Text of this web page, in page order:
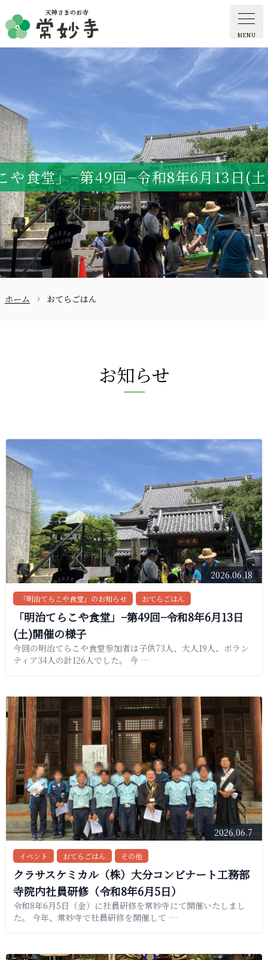
MENU
葬儀・供養・祈祷
ギャラリー
お知らせ
お問合せ
097-521-2585
や食堂」−第49回−令和8年6月13日(
ホーム おてらごはん
お知らせ
2026.06.18
「明治てらこや食堂」のお知らせ おてらごはん
「明治てらこや食堂」−第49回−令和8年6月13日
(土)開催の様子
今回の明治てらこや食堂参加者は子供73人、大人19人、ボラン
ティア34人の計126人でした。 今 …
2026.06.7
イベント おてらごはん その他
クラサスケミカル（株）大分コンビナート工務部
寺院内社員研修（令和8年6月5日）
令和8年6月5日（金）に社員研修を常妙寺にて開催いたしまし
た。 今年、常妙寺で社員研修を開催して …